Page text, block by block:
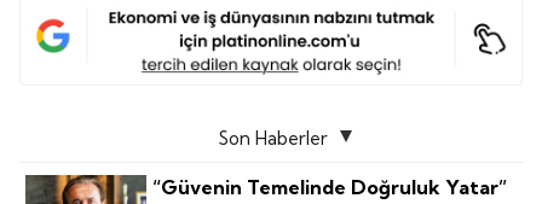
Son Haberler
“Güvenin Temelinde Doğruluk Yatar”